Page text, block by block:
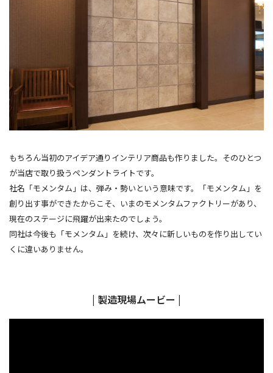
もちろん当初のアイデア通りインテリア商品も作りました。そのひとつ
が当店で取り扱うペンダントライトです。
社名「モメンタム」は、弾み・勢いという意味です。「モメンタム」を
創り出す事ができたからこそ、いまのモメンタムファクトリーがあり、
現在のステージに飛躍が出来たのでしょう。
同社は今後も「モメンタム」を続け、次々に新しいものを作り出してい
くに違いありません。
| 製造現場ムービー |